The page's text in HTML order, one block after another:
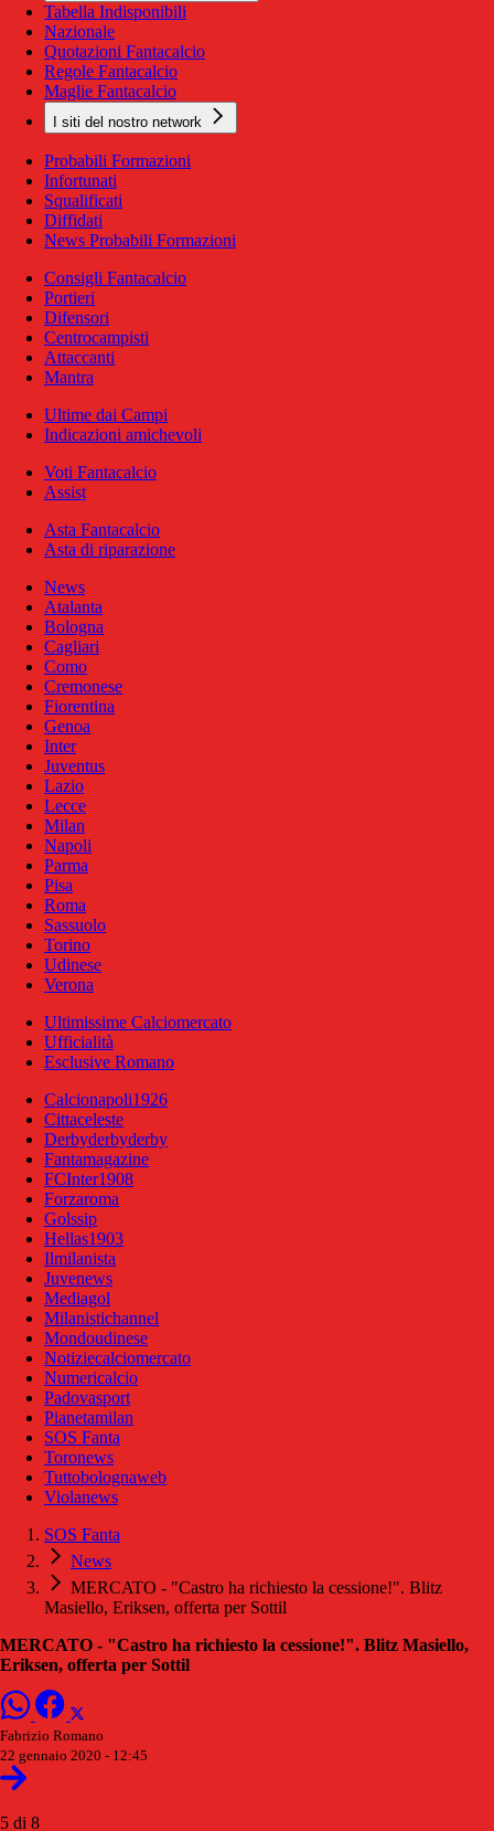
Tabella Indisponibili
Nazionale
Quotazioni Fantacalcio
Regole Fantacalcio
Maglie Fantacalcio
I siti del nostro network
Probabili Formazioni
Infortunati
Squalificati
Diffidati
News Probabili Formazioni
Consigli Fantacalcio
Portieri
Difensori
Centrocampisti
Attaccanti
Mantra
Ultime dai Campi
Indicazioni amichevoli
Voti Fantacalcio
Assist
Asta Fantacalcio
Asta di riparazione
News
Atalanta
Bologna
Cagliari
Como
Cremonese
Fiorentina
Genoa
Inter
Juventus
Lazio
Lecce
Milan
Napoli
Parma
Pisa
Roma
Sassuolo
Torino
Udinese
Verona
Ultimissime Calciomercato
Ufficialità
Esclusive Romano
Calcionapoli1926
Cittaceleste
Derbyderbyderby
Fantamagazine
FCInter1908
Forzaroma
Golssip
Hellas1903
Ilmilanista
Juvenews
Mediagol
Milanistichannel
Mondoudinese
Notiziecalciomercato
Numericalcio
Padovasport
Pianetamilan
SOS Fanta
Toronews
Tuttobolognaweb
Violanews
SOS Fanta
News
MERCATO - "Castro ha richiesto la cessione!". Blitz
Masiello, Eriksen, offerta per Sottil
MERCATO - "Castro ha richiesto la cessione!". Blitz Masiello,
Eriksen, offerta per Sottil
Fabrizio Romano
22 gennaio 2020 - 12:45
5 di 8